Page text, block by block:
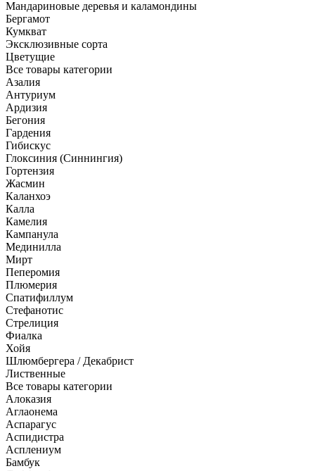
Мандариновые деревья и каламондины
Бергамот
Кумкват
Эксклюзивные сорта
Цветущие
Все товары категории
Азалия
Антуриум
Ардизия
Бегония
Гардения
Гибискус
Глоксиния (Синнингия)
Гортензия
Жасмин
Каланхоэ
Калла
Камелия
Кампанула
Мединилла
Мирт
Пеперомия
Плюмерия
Спатифиллум
Стефанотис
Стрелиция
Фиалка
Хойя
Шлюмбергера / Декабрист
Лиственные
Все товары категории
Алоказия
Аглаонема
Аспарагус
Аспидистра
Асплениум
Бамбук